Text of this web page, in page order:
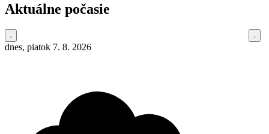
Aktuálne počasie
dnes, piatok 7. 8. 2026